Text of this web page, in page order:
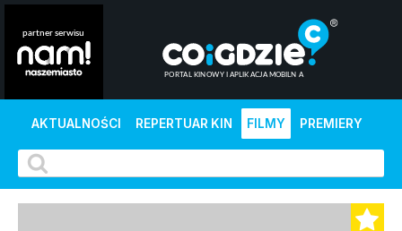
AKTUALNOŚCI REPERTUAR KIN FILMY PREMIERY